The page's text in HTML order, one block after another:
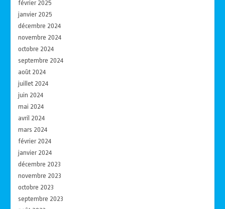
février 2025
janvier 2025
décembre 2024
novembre 2024
octobre 2024
septembre 2024
août 2024
juillet 2024
juin 2024
mai 2024
avril 2024
mars 2024
février 2024
janvier 2024
décembre 2023
novembre 2023
octobre 2023
septembre 2023